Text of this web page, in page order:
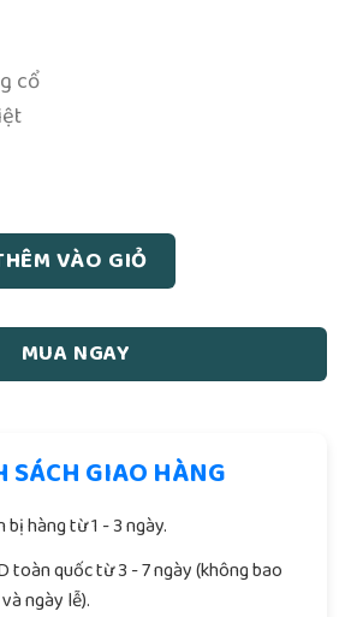
cổ
Tay số lượng
VÀO GIỎ
MUA NGAY
SÁCH GIAO HÀNG
bị hàng từ 1 - 3 ngày.
toàn quốc từ 3 - 7 ngày (không bao
ngày lễ).